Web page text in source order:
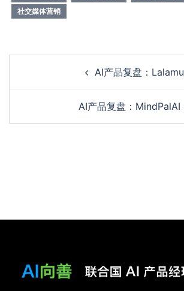
社交媒体营销
AI产品复盘：Lalamu
AI产品复盘：MindPalAI